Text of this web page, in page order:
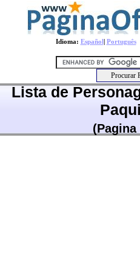
Idioma: Español| Português
Lista de
(Pagina